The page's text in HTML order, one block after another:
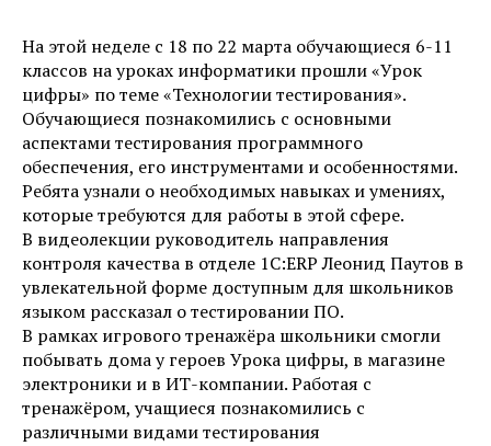
На этой неделе с 18 по 22 марта обучающиеся 6-11
классов на уроках информатики прошли «Урок
цифры» по теме «Технологии тестирования».
Обучающиеся познакомились с основными
аспектами тестирования программного
обеспечения, его инструментами и особенностями.
Ребята узнали о необходимых навыках и умениях,
которые требуются для работы в этой сфере.
В видеолекции руководитель направления
контроля качества в отделе 1С:ERP Леонид Паутов в
увлекательной форме доступным для школьников
языком рассказал о тестировании ПО.
В рамках игрового тренажёра школьники смогли
побывать дома у героев Урока цифры, в магазине
электроники и в ИТ-компании. Работая с
тренажёром, учащиеся познакомились с
различными видами тестирования